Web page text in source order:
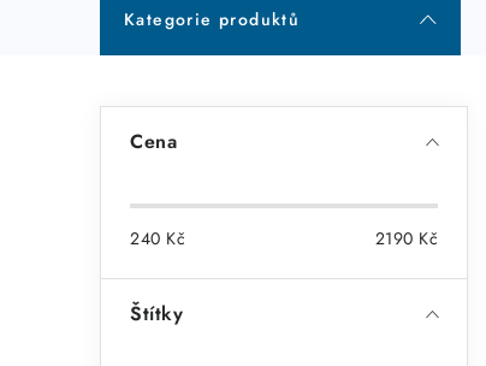
Kategorie produktů
t
Cena
240 Kč 2190 Kč
Štítky